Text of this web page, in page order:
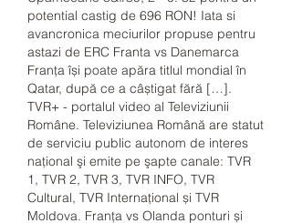
potential castig de 696 RON! Iata si
avancronica meciurilor propuse pentru
astazi de ERC Franta vs Danemarca
Franța își poate apăra titlul mondial în
Qatar, după ce a câștigat fără […].
TVR+ - portalul video al Televiziunii
Române. Televiziunea Română are statut
de serviciu public autonom de interes
naţional şi emite pe şapte canale: TVR
1, TVR 2, TVR 3, TVR INFO, TVR
Cultural, TVR Internaţional și TVR
Moldova. Franța vs Olanda ponturi și